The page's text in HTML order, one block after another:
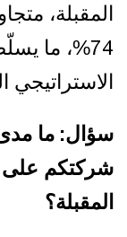
المقبلة،
74%، ما
الاستراتيجي
سؤال: ما مدى
شركتكم على
المقبلة؟